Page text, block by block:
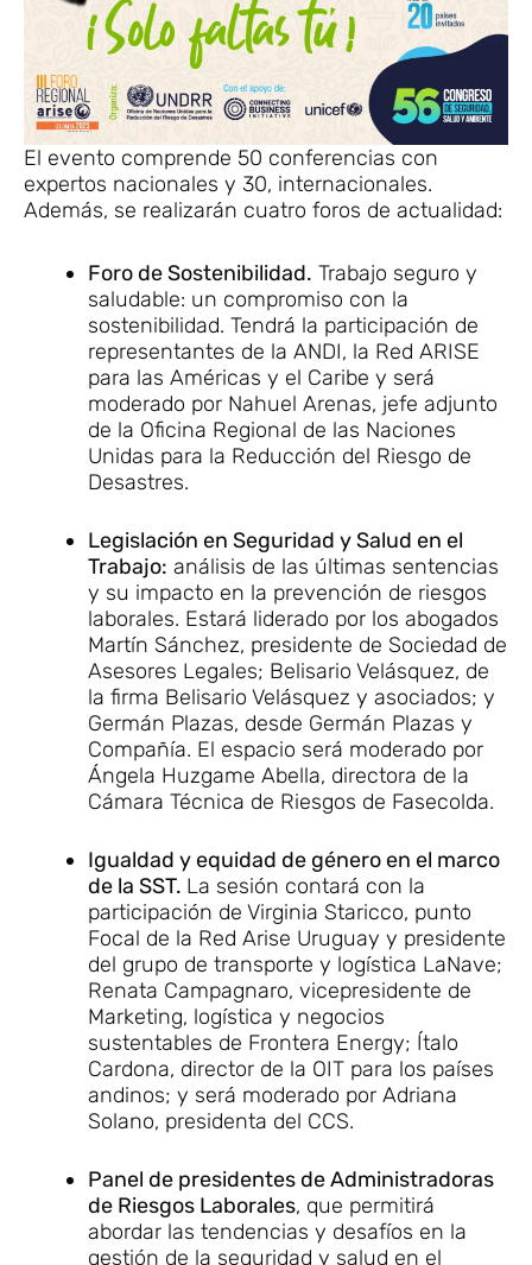
El evento comprende 50 conferencias con
expertos nacionales y 30, internacionales.
Además, se realizarán cuatro foros de actualidad:
Foro de Sostenibilidad. Trabajo seguro y
saludable: un compromiso con la
sostenibilidad. Tendrá la participación de
representantes de la ANDI, la Red ARISE
para las Américas y el Caribe y será
moderado por Nahuel Arenas, jefe adjunto
de la Oficina Regional de las Naciones
Unidas para la Reducción del Riesgo de
Desastres.
Legislación en Seguridad y Salud en el
Trabajo: análisis de las últimas sentencias
y su impacto en la prevención de riesgos
laborales. Estará liderado por los abogados
Martín Sánchez, presidente de Sociedad de
Asesores Legales; Belisario Velásquez, de
la firma Belisario Velásquez y asociados; y
Germán Plazas, desde Germán Plazas y
Compañía. El espacio será moderado por
Ángela Huzgame Abella, directora de la
Cámara Técnica de Riesgos de Fasecolda.
Igualdad y equidad de género en el marco
de la SST. La sesión contará con la
participación de Virginia Staricco, punto
Focal de la Red Arise Uruguay y presidente
del grupo de transporte y logística LaNave;
Renata Campagnaro, vicepresidente de
Marketing, logística y negocios
sustentables de Frontera Energy; Ítalo
Cardona, director de la OIT para los países
andinos; y será moderado por Adriana
Solano, presidenta del CCS.
Panel de presidentes de Administradoras
de Riesgos Laborales, que permitirá
abordar las tendencias y desafíos en la
gestión de la seguridad y salud en el